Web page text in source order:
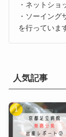
・ネットショ
・ソーイング
を行っていま
人気記事